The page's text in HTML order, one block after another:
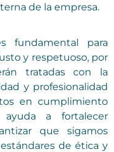
de la empresa.
fundamental para
y respetuoso, por
tratadas con la
y profesionalidad
en cumplimiento
ayuda a fortalecer
que sigamos
de ética y